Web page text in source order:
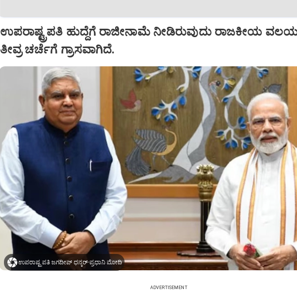
ಉಪರಾಷ್ಟ್ರಪತಿ ಹುದ್ದೆಗೆ ರಾಜೀನಾಮೆ ನೀಡಿರುವುದು ರಾಜಕೀಯ
ತೀವ್ರ ಚರ್ಚೆಗೆ ಗ್ರಾಸವಾಗಿದೆ.
ಉಪರಾಷ್ಟ್ರಪತಿ ಜಗದೀಪ್‌ ಧನ್ಕರ್-ಪ್ರಧಾನಿ ಮೋದಿ
ADVERTISEMENT